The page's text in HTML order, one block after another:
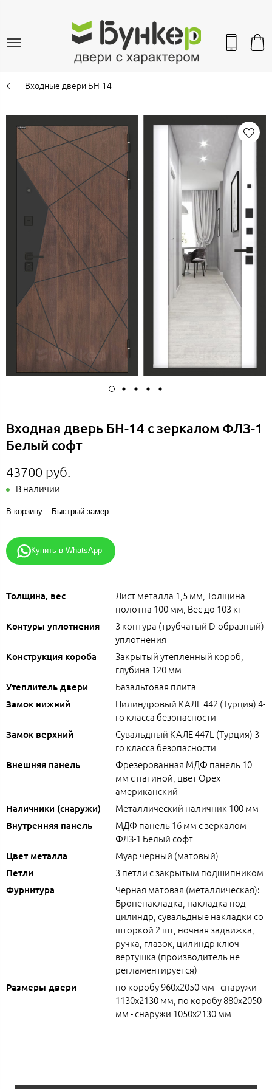
Входные двери БН-14
Входная дверь БН-14 с зеркалом ФЛЗ-1
Белый софт
43700 руб.
В наличии
В корзину Быстрый замер
Купить в WhatsApp
Толщина, вес
Лист металла 1,5 мм, Толщина
полотна 100 мм, Вес до 103 кг
Контуры уплотнения
3 контура (трубчатый D-образный)
уплотнения
Конструкция короба
Закрытый утепленный короб,
глубина 120 мм
Утеплитель двери Базальтовая плита
Замок нижний
Цилиндровый КАЛЕ 442 (Турция) 4-
го класса безопасности
Замок верхний
Сувальдный КАЛЕ 447L (Турция) 3-
го класса безопасности
Внешняя панель
Фрезерованная МДФ панель 10
мм с патиной, цвет Орех
американский
Наличники (снаружи) Металлический наличник 100 мм
Внутренняя панель
МДФ панель 16 мм с зеркалом
ФЛЗ-1 Белый софт
Цвет металла Муар черный (матовый)
Петли 3 петли с закрытым подшипником
Фурнитура
Черная матовая (металлическая):
Броненакладка, накладка под
цилиндр, сувальдные накладки со
шторкой 2 шт, ночная задвижка,
ручка, глазок, цилиндр ключ-
вертушка (производитель не
регламентируется)
Размеры двери
по коробу 960х2050 мм - снаружи
1130х2130 мм, по коробу 880х2050
мм - снаружи 1050х2130 мм